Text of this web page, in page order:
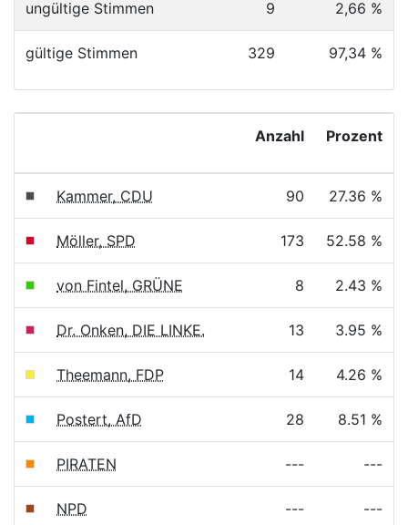
ungültige Stimmen 9 2,66 %
gültige Stimmen 329 97,34 %
Anzahl Prozent
Kammer, CDU 90 27.36 %
Möller, SPD 173 52.58 %
von Fintel, GRÜNE 8 2.43 %
Dr. Onken, DIE LINKE. 13 3.95 %
Theemann, FDP 14 4.26 %
Postert, AfD 28 8.51 %
PIRATEN --- ---
NPD --- ---